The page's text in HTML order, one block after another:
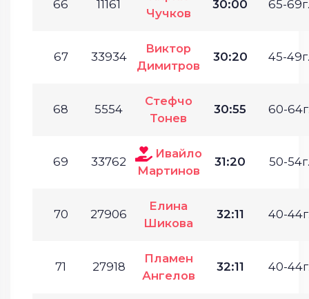
66 11161
Чучков
30:00 65-69г.
67 33934
Виктор
Димитров
30:20 45-49г.
68 5554
Стефчо
Тонев
30:55 60-
69 33762
Ивайло
Мартинов
31:20 50-54г.
70 27906
Елина
Шикова
32:11 40-
71 27918
Пламен
Ангелов
32:11 40-